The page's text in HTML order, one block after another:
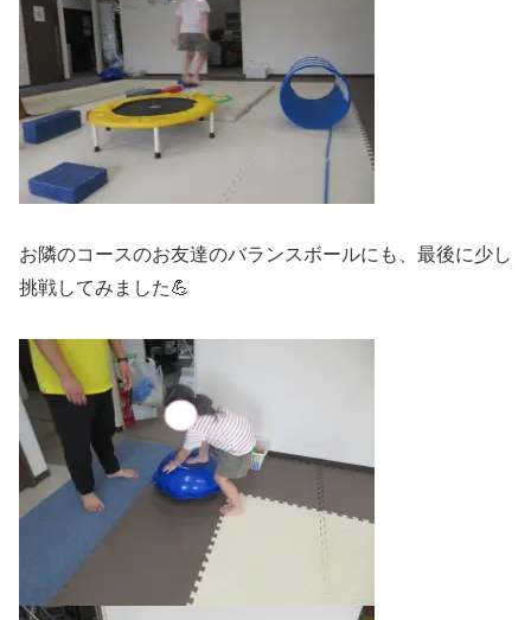
お隣のコースのお友達のバランスボールにも、最後に少し
挑戦してみました💪